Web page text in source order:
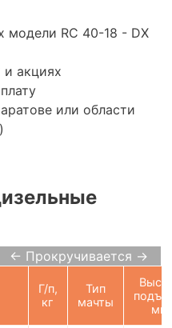
модели RC 40-18 - DX
акциях
или области
← Прокручивается →
Г/п,
кг
Тип
мачты
мм